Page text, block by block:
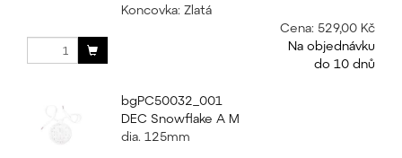
Koncovka: Zlatá
Cena: 529,00 Kč
Na objednávku
do 10 dnů
bgPC50032_001
DEC Snowflake A M
dia. 125mm